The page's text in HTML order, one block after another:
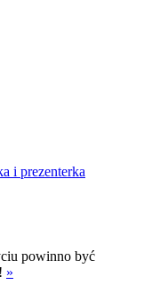
powinno być
»